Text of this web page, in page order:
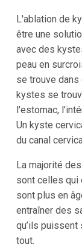
L'ablation de
être une
avec des
peau en
se trouve
kystes se
l'estomac,
Un kyste
du canal
La majorité
sont celles qui
sont plus en
entraîner des
qu’ils puissent
tout.